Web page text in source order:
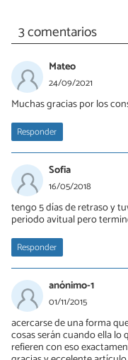
3 comentarios
Mateo
24/09/2021
Muchas gracias por los
Responder
Sofia
16/05/2018
tengo 5 días de retraso y
periodo avitual pero
Responder
anónimo-1
01/11/2015
acercarse de una forma
cosas serán cuando ella lo
refieren con eso